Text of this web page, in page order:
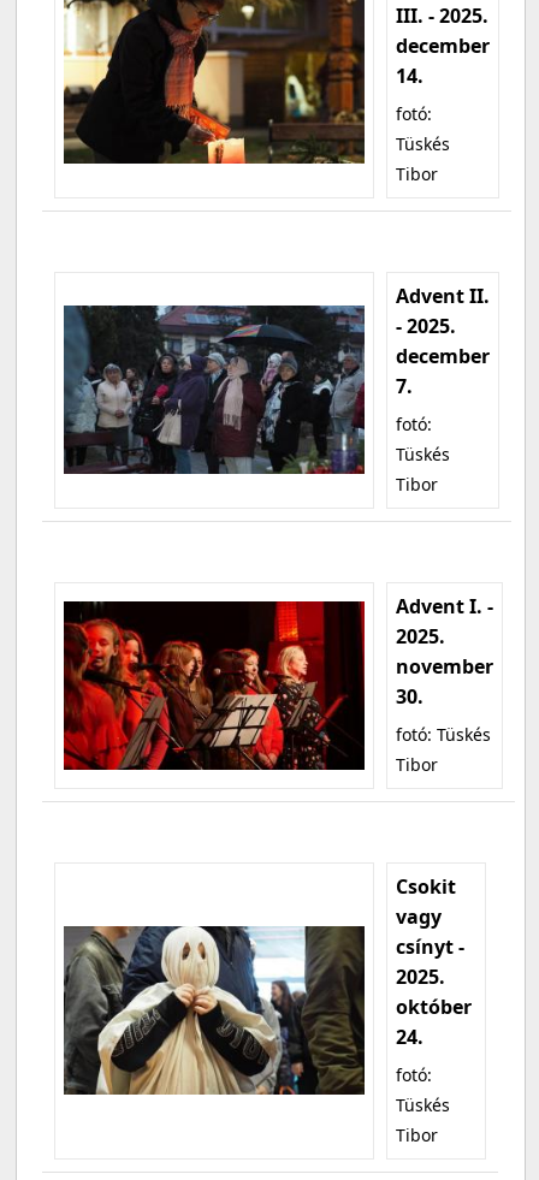
III. - 2025.
december
14.
fotó:
Tüskés
Tibor
Advent II.
- 2025.
december
7.
fotó:
Tüskés
Tibor
Advent I. -
2025.
november
30.
fotó: Tüskés
Tibor
Csokit
vagy
csínyt -
2025.
október
24.
fotó:
Tüskés
Tibor